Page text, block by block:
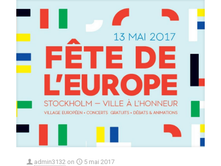
admin3132 on 5 mai 2017